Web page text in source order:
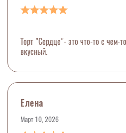
Торт "Сердце"- это что-то с чем-
вкусный.
Елена
Март 10, 2026